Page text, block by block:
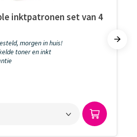
inktpatronen set van 4
morgen in huis!
toner en inkt